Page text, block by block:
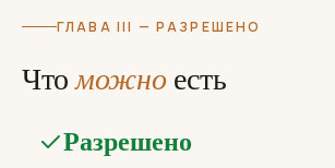
ГЛАВА III — РАЗРЕШЕНО
Чтоможноесть
Разрешено